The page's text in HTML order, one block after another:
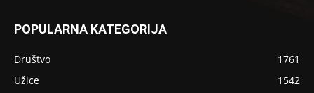
POPULARNA KATEGORIJA
Društvo
1761
Užice
1542